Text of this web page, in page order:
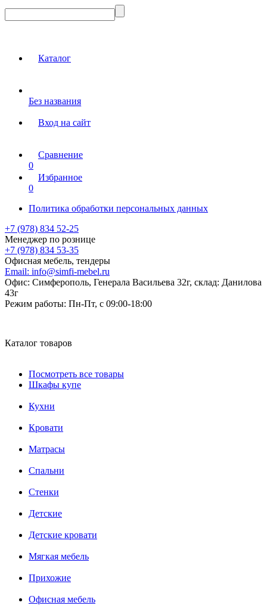
Каталог
Без названия
Вход на сайт
Сравнение
0
Избранное
0
Политика обработки персональных данных
+7 (978) 834 52-25
Менеджер по рознице
+7 (978) 834 53-35
Офисная мебель, тендеры
Email: info@simfi-mebel.ru
Офис: Симферополь, Генерала Васильева 32г, склад: Данилова
43г
Режим работы: Пн-Пт, с 09:00-18:00
Каталог товаров
Посмотреть все товары
Шкафы купе
Кухни
Кровати
Матрасы
Cпальни
Стенки
Детские
Детские кровати
Мягкая мебель
Прихожие
Офисная мебель